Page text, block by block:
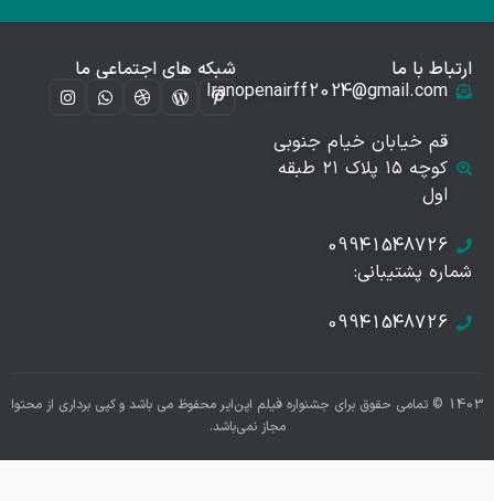
ارتباط با ما
Iranopenairff2024@gmail.com
قم خیابان خیام جنوبی
کوچه ۱۵ پلاک ۲۱ طبقه
اول
09941548726
شماره پشتیبانی:
09941548726
شبکه های اجتماعی ما
1403 © تمامی حقوق برای جشنواره فیلم اپن‌ایر محفوظ می باشد و کپی برداری از محتوا
مجاز نمی‌باشد.